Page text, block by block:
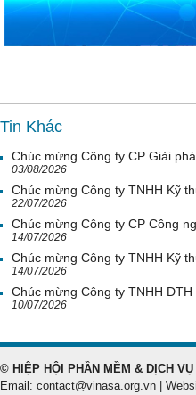
Tin Khác
Chúc mừng Công ty CP Giải
03/08/2026
Chúc mừng Công ty TNHH Kỹ
22/07/2026
Chúc mừng Công ty CP Công
14/07/2026
Chúc mừng Công ty TNHH Kỹ
14/07/2026
Chúc mừng Công ty TNHH
10/07/2026
© HIỆP HỘI PHẦN MỀM & DỊCH
Email: contact@vinasa.org.vn |